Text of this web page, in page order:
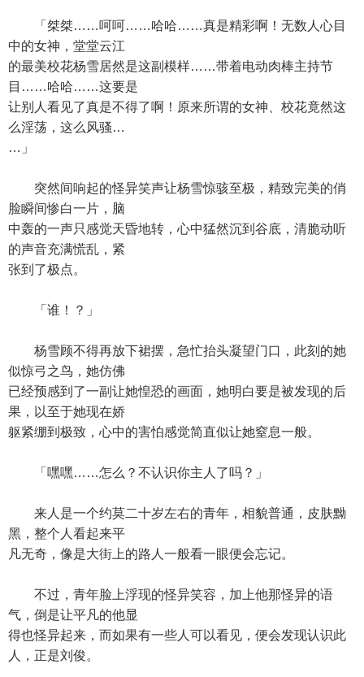
「桀桀……呵呵……哈哈……真是精彩啊！无数人心目
中的女神，堂堂云江
的最美校花杨雪居然是这副模样……带着电动肉棒主持节
目……哈哈……这要是
让别人看见了真是不得了啊！原来所谓的女神、校花竟然这
么淫荡，这么风骚…
…」
突然间响起的怪异笑声让杨雪惊骇至极，精致完美的俏
脸瞬间惨白一片，脑
中轰的一声只感觉天昏地转，心中猛然沉到谷底，清脆动听
的声音充满慌乱，紧
张到了极点。
「谁！？」
杨雪顾不得再放下裙摆，急忙抬头凝望门口，此刻的她
似惊弓之鸟，她仿佛
已经预感到了一副让她惶恐的画面，她明白要是被发现的后
果，以至于她现在娇
躯紧绷到极致，心中的害怕感觉简直似让她窒息一般。
「嘿嘿……怎么？不认识你主人了吗？」
来人是一个约莫二十岁左右的青年，相貌普通，皮肤黝
黑，整个人看起来平
凡无奇，像是大街上的路人一般看一眼便会忘记。
不过，青年脸上浮现的怪异笑容，加上他那怪异的语
气，倒是让平凡的他显
得也怪异起来，而如果有一些人可以看见，便会发现认识此
人，正是刘俊。